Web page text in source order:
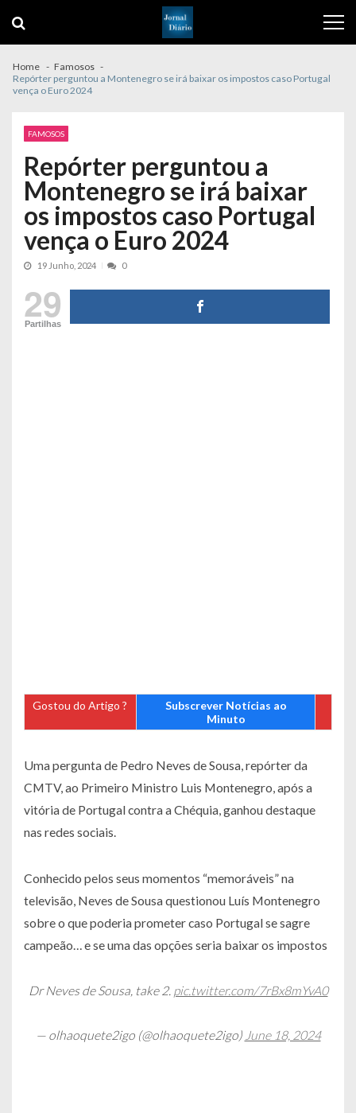
navigation
content
Home
Famosos
Repórter perguntou a Montenegro se irá baixar os impostos caso Portugal
vença o Euro 2024
FAMOSOS
Repórter perguntou a
Montenegro se irá baixar
os impostos caso Portugal
vença o Euro 2024
19 Junho, 2024 0
29
Partilhas
Gostou do Artigo ?
Subscrever Notícias ao
Minuto
Uma pergunta de Pedro Neves de Sousa, repórter da
CMTV, ao Primeiro Ministro Luis Montenegro, após a
vitória de Portugal contra a Chéquia, ganhou destaque
nas redes sociais.
Conhecido pelos seus momentos “memoráveis” na
televisão, Neves de Sousa questionou Luís Montenegro
sobre o que poderia prometer caso Portugal se sagre
campeão… e se uma das opções seria baixar os impostos
Dr Neves de Sousa, take 2. pic.twitter.com/7rBx8mYvA0
— olhaoquete2igo (@olhaoquete2igo) June 18, 2024